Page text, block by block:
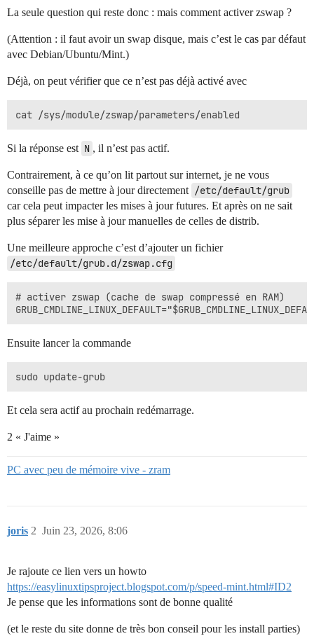
La seule question qui reste donc : mais comment activer zswap ?
(Attention : il faut avoir un swap disque, mais c’est le cas par défaut
avec Debian/Ubuntu/Mint.)
Déjà, on peut vérifier que ce n’est pas déjà activé avec
Si la réponse est N , il n’est pas actif.
Contrairement, à ce qu’on lit partout sur internet, je ne vous
conseille pas de mettre à jour directement /etc/default/grub
car cela peut impacter les mises à jour futures. Et après on ne sait
plus séparer les mise à jour manuelles de celles de distrib.
Une meilleure approche c’est d’ajouter un fichier
/etc/default/grub.d/zswap.cfg
# activer zswap (cache de swap compressé en RAM)
Ensuite lancer la commande
Et cela sera actif au prochain redémarrage.
2 « J'aime »
PC avec peu de mémoire vive - zram
joris Juin 23, 2026, 8:06
2
Je rajoute ce lien vers un howto
https://easylinuxtipsproject.blogspot.com/p/speed-mint.html#ID2
Je pense que les informations sont de bonne qualité
(et le reste du site donne de très bon conseil pour les install parties)